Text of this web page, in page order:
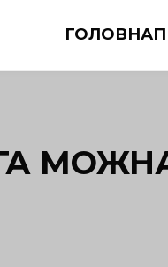
ГОЛОВНА